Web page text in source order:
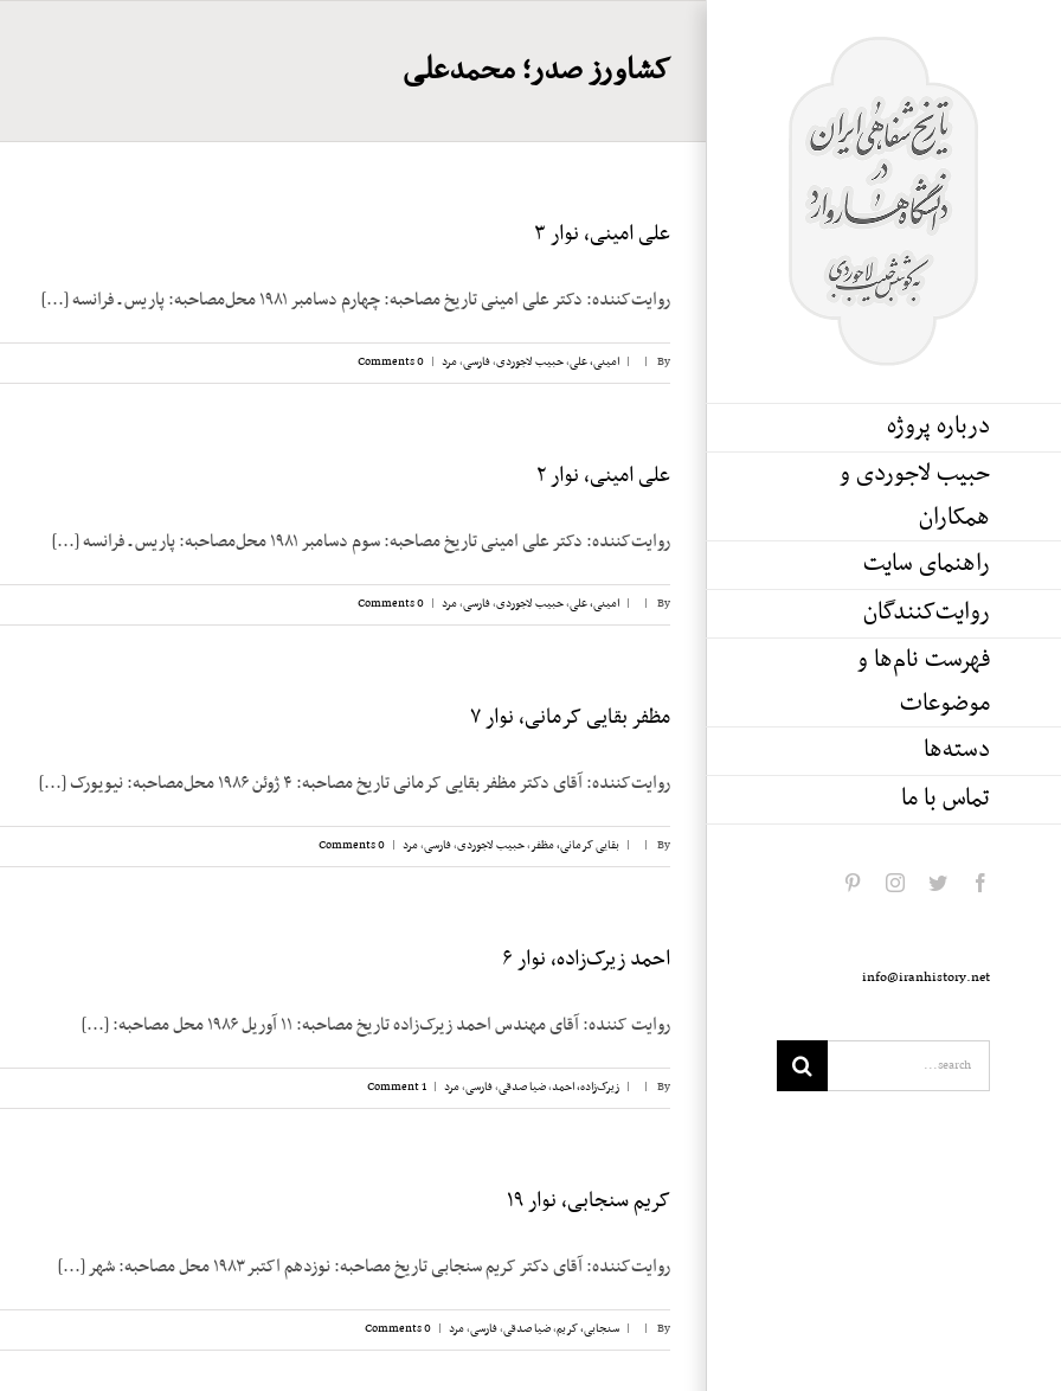
درباره پروژه
حبیب لاجوردی و
همکاران
راهنمای سایت
روایت‌کنندگان
فهرست نام‌ها و
موضوعات
دسته‌ها
تماس با ما
facebook
twitter
instagram
info@iranhistory.net
کشاورز صدر؛ محمدعلی
علی امینی، نوار ۳
روایت‌کننده: دکتر علی امینی تاریخ مصاحبه: چهارم دسامبر ۱۹۸۱ محل‌مصاحبه: پاریس ـ فرانسه [...]
By
|
| امینی، علی,حبیب لاجوردی,فارسی,مرد |
0 Comments
علی امینی، نوار ۲
روایت‌کننده: دکتر علی امینی تاریخ مصاحبه: سوم دسامبر ۱۹۸۱ محل‌مصاحبه: پاریس ـ فرانسه [...]
By
|
| امینی، علی,حبیب لاجوردی,فارسی,مرد |
0 Comments
مظفر بقایی کرمانی، نوار ۷
روایت‌کننده: آقای دکتر مظفر بقایی کرمانی تاریخ مصاحبه: ۴ ژوئن ۱۹۸۶ محل‌مصاحبه: نیویورک [...]
By
|
| بقایی کرمانی، مظفر,حبیب لاجوردی,فارسی,مرد |
0 Comments
احمد زیرک‌زاده، نوار ۶
روایت کننده: آقای مهندس احمد زیرک‌زاده تاریخ مصاحبه: ۱۱ آوریل ۱۹۸۶ محل مصاحبه: [...]
By
|
| زیرک‌زاده، احمد,ضیا صدقی,فارسی,مرد |
1 Comment
کریم سنجابی، نوار ۱۹
روایت‌‌کننده: آقای دکتر کریم سنجابی تاریخ مصاحبه: نوزدهم اکتبر ۱۹۸۳ محل مصاحبه: شهر [...]
By
|
| سنجابی، کریم,ضیا صدقی,فارسی,مرد |
0 Comments